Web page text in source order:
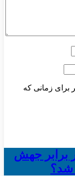
برای زمانی که
برابر جهش
شد؟